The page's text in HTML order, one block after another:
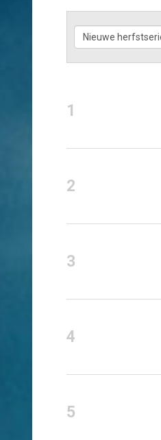
1
2
3
4
5